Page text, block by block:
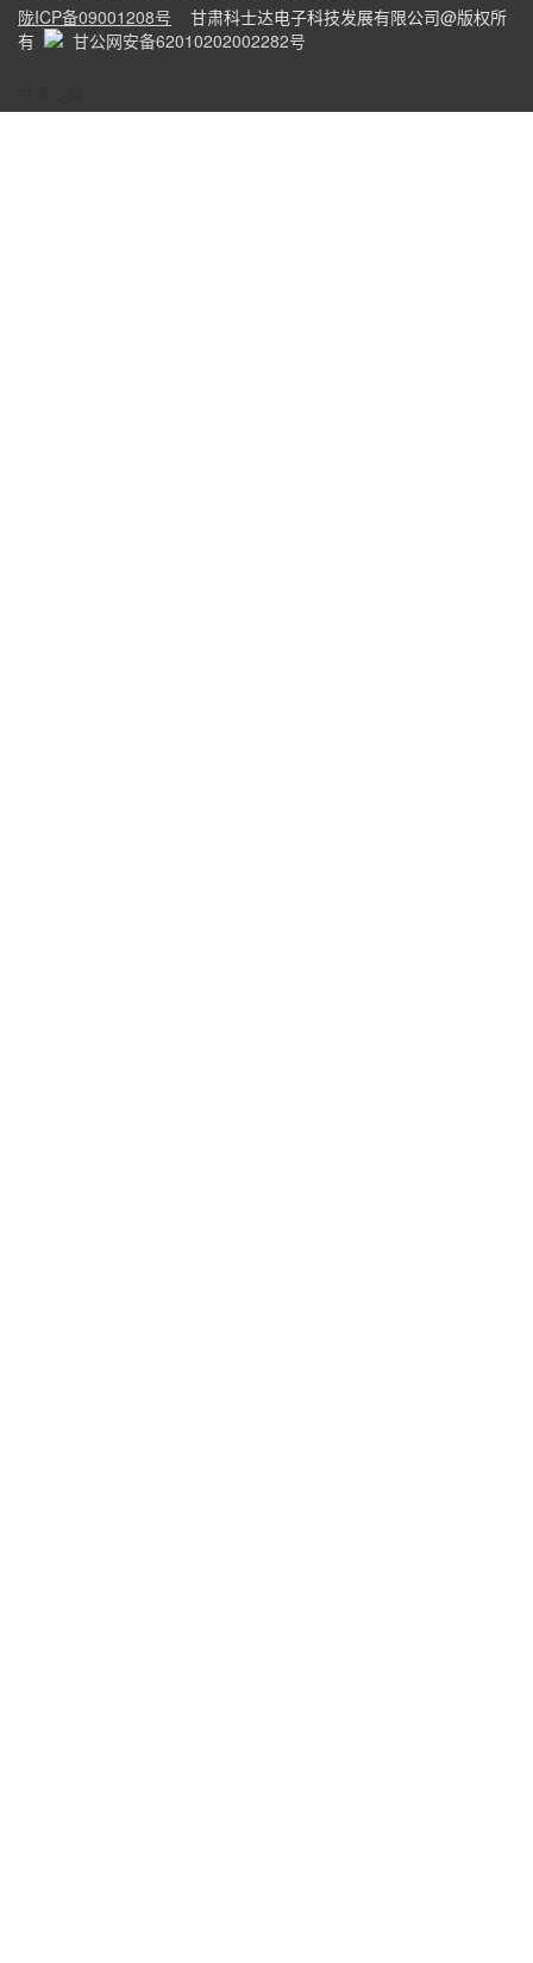
陇ICP备09001208号
甘肃科士达电子科技发展有限公司@版权所
有
甘公网安备62010202002282号